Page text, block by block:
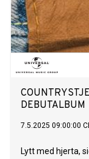
DEBUTALBUM
7.5.2025 09:00:00
Lytt med hjerta,